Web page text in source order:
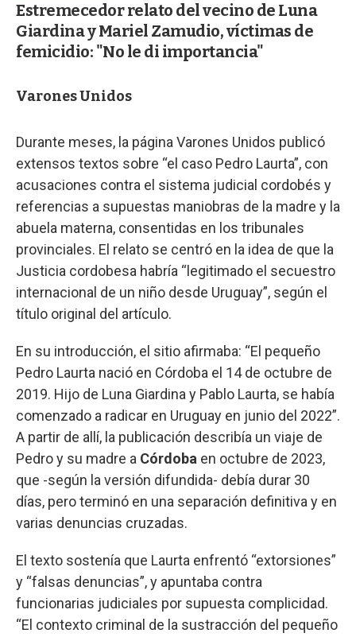
Estremecedor relato del vecino de Luna
Giardina y Mariel Zamudio, víctimas de
femicidio: "No le di importancia"
Varones Unidos
Durante meses, la página Varones Unidos publicó
extensos textos sobre “el caso Pedro Laurta”, con
acusaciones contra el sistema judicial cordobés y
referencias a supuestas maniobras de la madre y la
abuela materna, consentidas en los tribunales
provinciales. El relato se centró en la idea de que la
Justicia cordobesa habría “legitimado el secuestro
internacional de un niño desde Uruguay”, según el
título original del artículo.
En su introducción, el sitio afirmaba: “El pequeño
Pedro Laurta nació en Córdoba el 14 de octubre de
2019. Hijo de Luna Giardina y Pablo Laurta, se había
comenzado a radicar en Uruguay en junio del 2022”.
A partir de allí, la publicación describía un viaje de
Pedro y su madre a Córdoba en octubre de 2023,
que -según la versión difundida- debía durar 30
días, pero terminó en una separación definitiva y en
varias denuncias cruzadas.
El texto sostenía que Laurta enfrentó “extorsiones”
y “falsas denuncias”, y apuntaba contra
funcionarias judiciales por supuesta complicidad.
“El contexto criminal de la sustracción del pequeño